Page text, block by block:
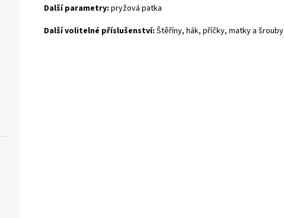
Další parametry: pryžová patka
Další volitelné příslušenství: Štěříny, hák, příčky, matky a šrouby